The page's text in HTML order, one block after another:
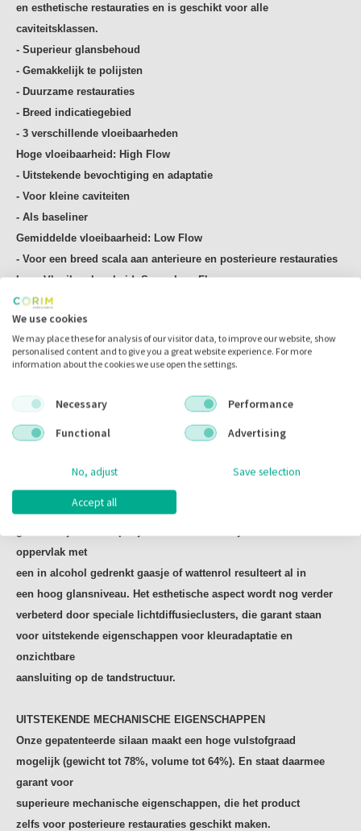
verbeterd door speciale lichtdiffusieclusters, die garant
staan vooruitstekende eigenschappen voor
kleuradaptatie en onzichtbare
aansluiting op de tandstructuur.
Onze gepatenteerde silaan maakt een hoge vulstofgraad
mogelijk(gewicht tot 78%, volume tot 64%). En staat
daarmee garant voor
superieure mechanische eigenschappen, die het product
zelfsvoor posterieure restauraties geschikt maken.
CLEARFIL MAJESTY™ ES Flow is ontworpen met het oog op
de beste verwerkingseigenschappen.
Wij gebruiken een gepatenteerd, zelfontwikkeldesilaan
om de vulstofdeeltjes te behandelen. Deze silaan en de
submicronals
clustervulstoffen (0,18 μm tot 3,5 μm) in CLEARFIL
MAJESTY™ ES Flowzorgen voor een gemakkelijk
MAJESTY™ ES Flow is een niet-plakkend composiet en
dankzij het speciale
ontwerp van de needle tip wordt het
luchtbelvrij aangebracht.
en esthetische restauraties en is geschikt voor alle
caviteitsklassen.
- Superieur glansbehoud
- Gemakkelijk te polijsten
- Duurzame restauraties
- Breed indicatiegebied
- 3 verschillende vloeibaarheden
Hoge vloeibaarheid: High Flow
- Uitstekende bevochtiging en adaptatie
- Voor kleine caviteiten
- Als baseliner
Gemiddelde vloeibaarheid: Low Flow
- Voor een breed scala aan anterieure en posterieure restauraties
Lage Vloeibaarbaarheid: Super Low Flow
- Ideaal voor de opbouw van
- Houdt de bestaande vorm
UITZONDERLIJK GEMAKKELIJK TE POLIJSTEN
voorcomposietrestauraties. De vulstofdeeltjes in CLEARFIL
MAJESTY™
glansbehoud van een composietrestauratie. CLEARFIL
MAJESTY™
ES Flow laat zich binnen enkele seconden bijzonder
oppervlak met
een in alcohol gedrenkt gaasje of wattenrol resulteert al in
een hoog glansniveau. Het esthetische aspect wordt nog verder
verbeterd door speciale lichtdiffusieclusters, die garant staan
voor uitstekende eigenschappen voor kleuradaptatie en
onzichtbare
aansluiting op de tandstructuur.
UITSTEKENDE MECHANISCHE EIGENSCHAPPEN
Onze gepatenteerde silaan maakt een hoge vulstofgraad
mogelijk (gewicht tot 78%, volume tot 64%). En staat daarmee
garant voor
superieure mechanische eigenschappen, die het product
zelfs voor posterieure restauraties geschikt maken.
We use cookies
We may place these for analysis of our visitor data, to improve our website, show
personalised content and to give you a great website experience. For more
information about the cookies we use open the settings.
Necessary
Performance
Functional
Advertising
No, adjust Save selection
Accept all